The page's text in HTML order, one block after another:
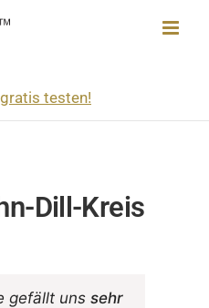
testen!
Dill-Kreis
gefällt uns sehr